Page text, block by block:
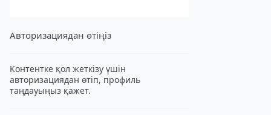
Авторизациядан өтіңіз
Контентке қол жеткізу үшін
авторизациядан өтіп, профиль
таңдауыңыз қажет.